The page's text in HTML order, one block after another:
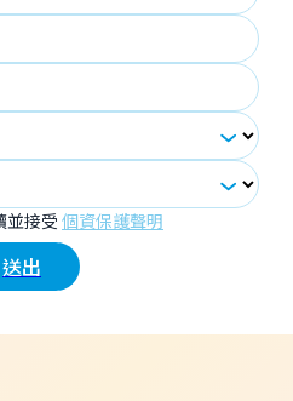
並接受 個資保護聲明
送出